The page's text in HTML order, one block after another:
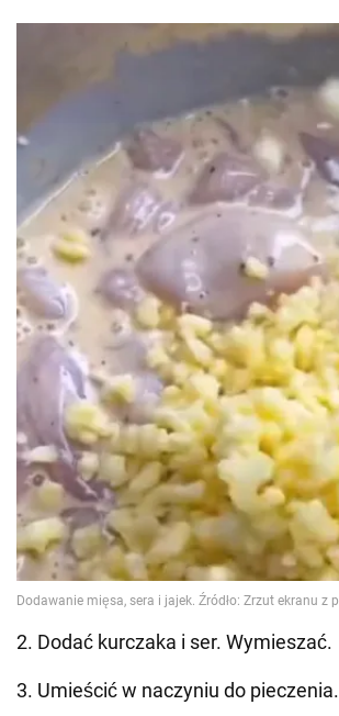
2. Dodać kurczaka i ser. Wymieszać.
3. Umieścić w naczyniu do pieczenia.